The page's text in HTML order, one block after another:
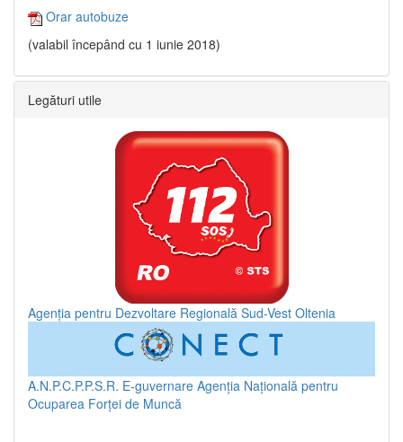
Orar autobuze
(valabil începând cu 1 iunie 2018)
Legături utile
Agenția pentru Dezvoltare Regională Sud-Vest Oltenia
A.N.P.C.P.P.S.R. E-guvernare Agenția Națională pentru
Ocuparea Forței de Muncă